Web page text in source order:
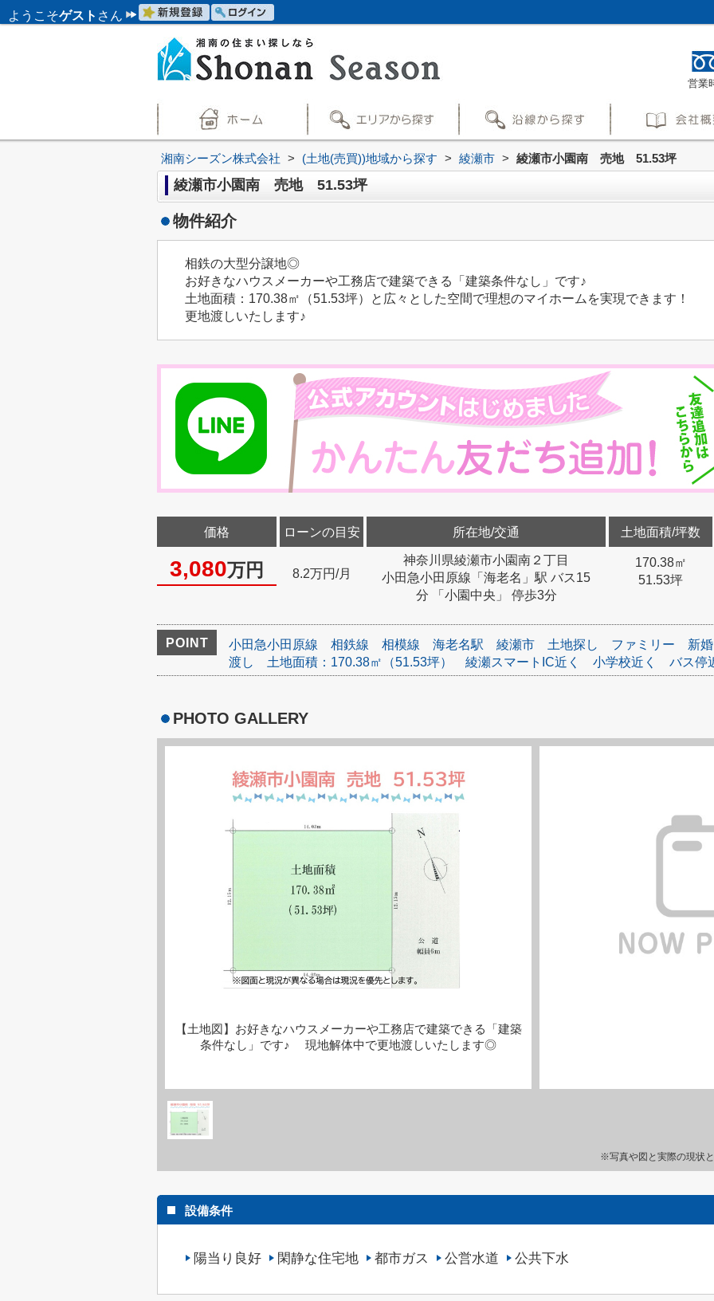
ようこそゲスト さん
営業
湘南シーズン株式会社 > (土地(売買))地域から探す > 綾瀬市 > 綾瀬市小園南 売地 51.53坪
綾瀬市小園南 売地 51.53坪
物件紹介
相鉄の大型分譲地◎
お好きなハウスメーカーや工務店で建築できる「建築条件なし」です♪
土地面積：170.38㎡（51.53坪）と広々とした空間で理想のマイホームを実現できます！
更地渡しいたします♪
価格
3,080万円
ローンの目安
8.2万円/月
所在地/交通
神奈川県綾瀬市小園南２丁目
小田急小田原線「海老名」駅 バス15
分 「小園中央」 停歩3分
土地面積/坪数
170.38㎡
51.53坪
POINT 小田急小田原線 相鉄線 相模線 海老名駅 綾瀬市 土地探し ファミリー
新婚
渡し
土地面積：170.38㎡（51.53坪） 綾瀬スマートIC近く 小学校近く バス停
PHOTO GALLERY
【土地図】お好きなハウスメーカーや工務店で建築できる「建築
条件なし」です♪ 現地解体中で更地渡しいたします◎
※写真や図と実際の現状
設備条件
陽当り良好 閑静な住宅地 都市ガス 公営水道 公共下水